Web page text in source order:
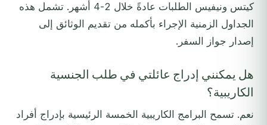
كيتس ونيفيس الطلبات عادةً خلال 2-4 أشهر. تشمل هذه
الجداول الزمنية الإجراء بأكمله من تقديم الوثائق إلى
إصدار جواز السفر.
هل يمكنني إدراج عائلتي في طلب الجنسية
الكاريبية؟
نعم. تسمح البرامج الكاريبية الخمسة الرئيسية بإدراج أفراد